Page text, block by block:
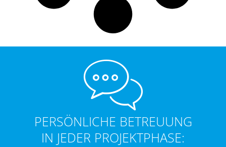
PERSÖNLICHE BETREUUNG
IN JEDER PROJEKTPHASE: